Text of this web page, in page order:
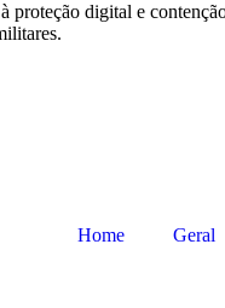
proteção digital e
Home Geral